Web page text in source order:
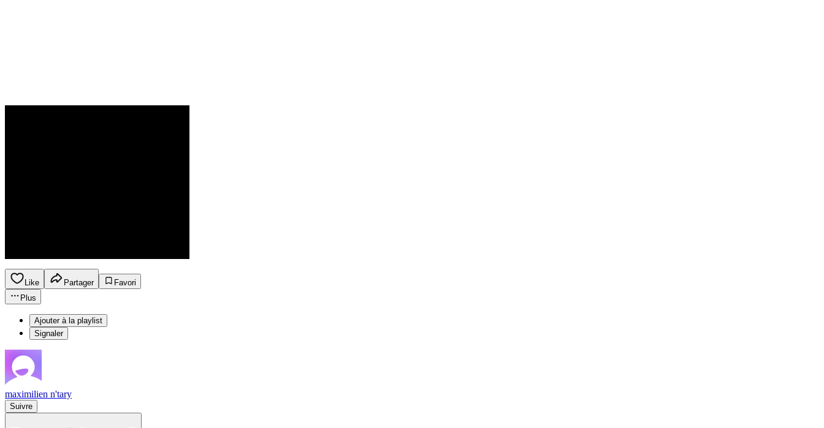
Like Partager
Favori
Plus
Ajouter à la playlist
Signaler
maximilien n'tary
Suivre